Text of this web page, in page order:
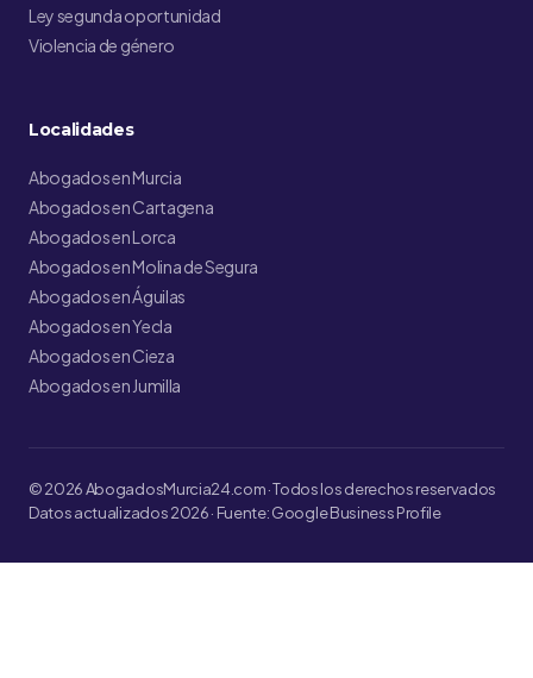
Ley segunda oportunidad
Violencia de género
Localidades
Abogados en Murcia
Abogados en Cartagena
Abogados en Lorca
Abogados en Molina de Segura
Abogados en Águilas
Abogados en Yecla
Abogados en Cieza
Abogados en Jumilla
© 2026 AbogadosMurcia24.com · Todos los derechos reservados
Datos actualizados 2026 · Fuente: Google Business Profile